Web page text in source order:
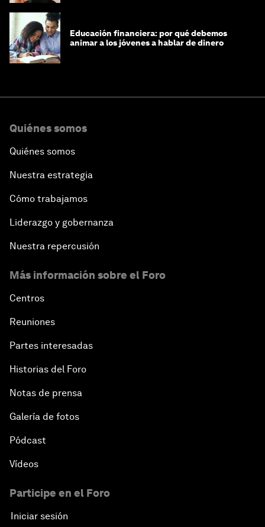
Educación financiera: por qué debemos
animar a los jóvenes a hablar de dinero
Quiénes somos
Quiénes somos
Nuestra estrategia
Cómo trabajamos
Liderazgo y gobernanza
Nuestra repercusión
Más información sobre el Foro
Centros
Reuniones
Partes interesadas
Historias del Foro
Notas de prensa
Galería de fotos
Pódcast
Vídeos
Participe en el Foro
Iniciar sesión